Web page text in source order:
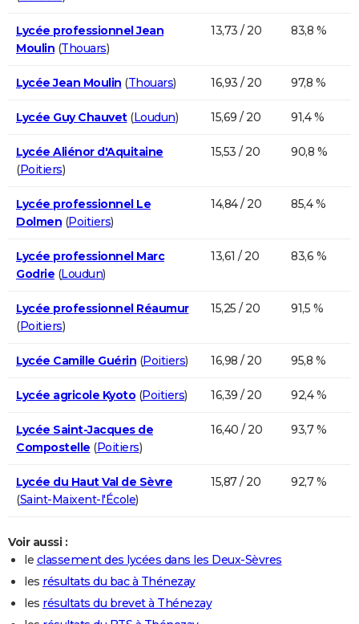
Lycée professionnel Jean
Moulin (Thouars)
13,73 / 20 83,8 %
Lycée Jean Moulin (Thouars) 16,93 / 20 97,8 %
Lycée Guy Chauvet(Loudun) 15,69 / 20 91,4 %
Lycée Aliénor d'Aquitaine
(Poitiers)
15,53 / 20 90,8 %
Lycée professionnel Le
Dolmen (Poitiers)
14,84 / 20 85,4 %
Lycée professionnel Marc
Godrie (Loudun)
13,61 / 20 83,6 %
Lycée professionnel Réaumur
(Poitiers)
15,25 / 20 91,5 %
Lycée Camille Guérin (Poitiers) 16,98 / 20 95,8 %
Lycée agricole Kyoto (Poitiers) 16,39 / 20 92,4 %
Lycée Saint-Jacques de
Compostelle (Poitiers)
16,40 / 20 93,7 %
Lycée du Haut Val de Sèvre
(Saint-Maixent-l'École)
15,87 / 20 92,7 %
Voir aussi :
le classement des lycées dans les Deux-Sèvres
les résultats du bac à Thénezay
les résultats du brevet à Thénezay